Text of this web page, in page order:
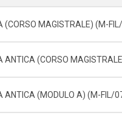
(CORSO MAGISTRALE) (M-
ANTICA (CORSO
ANTICA (MODULO A) (M-FIL/